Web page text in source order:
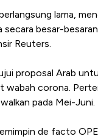
lama,
besar-
Reuters.
proposal Arab
wabah corona.
pada Mei-Juni.
de facto